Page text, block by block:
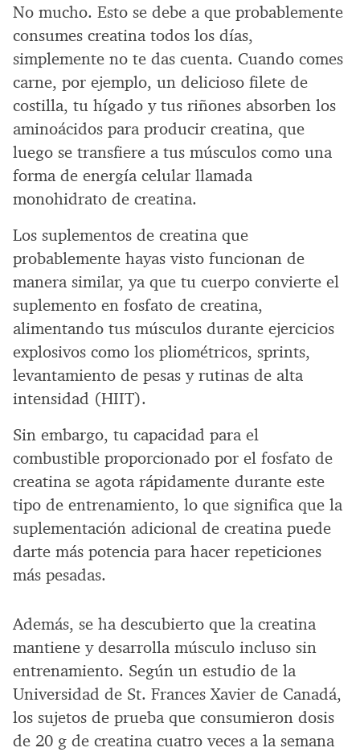
No mucho. Esto se debe a que probablemente
consumes creatina todos los días,
simplemente no te das cuenta. Cuando comes
carne, por ejemplo, un delicioso filete de
costilla, tu hígado y tus riñones absorben los
aminoácidos para producir creatina, que
luego se transfiere a tus músculos como una
forma de energía celular llamada
monohidrato de creatina.
Los suplementos de creatina que
probablemente hayas visto funcionan de
manera similar, ya que tu cuerpo convierte el
suplemento en fosfato de creatina,
alimentando tus músculos durante ejercicios
explosivos como los pliométricos, sprints,
levantamiento de pesas y rutinas de alta
intensidad (HIIT).
Sin embargo, tu capacidad para el
combustible proporcionado por el fosfato de
creatina se agota rápidamente durante este
tipo de entrenamiento, lo que significa que la
suplementación adicional de creatina puede
darte más potencia para hacer repeticiones
más pesadas.
Además, se ha descubierto que la creatina
mantiene y desarrolla músculo incluso sin
entrenamiento. Según un estudio de la
Universidad de St. Frances Xavier de Canadá,
los sujetos de prueba que consumieron dosis
de 20 g de creatina cuatro veces a la semana